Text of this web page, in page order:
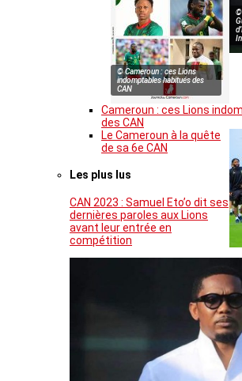
©
© Cameroun : ces Lions
indomptables habitués des
CAN
Cameroun : ces Lions
des CAN
Le Cameroun à la quête
de sa 6e CAN
Les plus lus
CAN 2023 : Samuel Eto’o dit ses
dernières paroles aux Lions
avant leur entrée en
compétition